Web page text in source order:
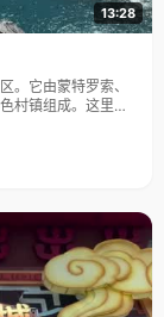
13:28
。它由蒙特罗索、
村镇组成。这里依